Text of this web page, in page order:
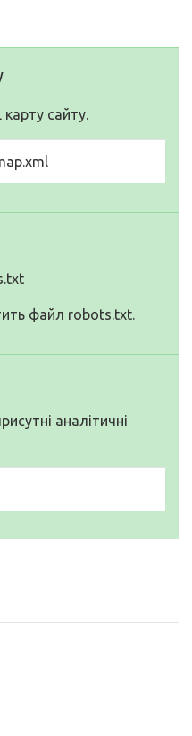
сайту.
файл robots.txt.
аналітичні